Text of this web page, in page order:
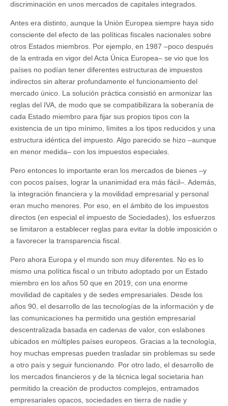
discriminación en unos mercados de capitales integrados.
Antes era distinto, aunque la Unión Europea siempre haya sido
consciente del efecto de las políticas fiscales nacionales sobre
otros Estados miembros. Por ejemplo, en 1987 –poco después
de la entrada en vigor del Acta Única Europea– se vio que los
países no podían tener diferentes estructuras de impuestos
indirectos sin alterar profundamente el funcionamiento del
mercado único. La solución práctica consistió en armonizar las
reglas del IVA, de modo que se compatibilizara la soberanía de
cada Estado miembro para fijar sus propios tipos con la
existencia de un tipo mínimo, límites a los tipos reducidos y una
estructura idéntica del impuesto. Algo parecido se hizo –aunque
en menor medida– con los impuestos especiales.
Pero entonces lo importante eran los mercados de bienes –y
con pocos países, lograr la unanimidad era más fácil–. Además,
la integración financiera y la movilidad empresarial y personal
eran mucho menores. Por eso, en el ámbito de los impuestos
directos (en especial el impuesto de Sociedades), los esfuerzos
se limitaron a establecer reglas para evitar la doble imposición o
a favorecer la transparencia fiscal.
Pero ahora Europa y el mundo son muy diferentes. No es lo
mismo una política fiscal o un tributo adoptado por un Estado
miembro en los años 50 que en 2019, con una enorme
movilidad de capitales y de sedes empresariales. Desde los
años 90, el desarrollo de las tecnologías de la información y de
las comunicaciones ha permitido una gestión empresarial
descentralizada basada en cadenas de valor, con eslabones
ubicados en múltiples países europeos. Gracias a la tecnología,
hoy muchas empresas pueden trasladar sin problemas su sede
a otro país y seguir funcionando. Por otro lado, el desarrollo de
los mercados financieros y de la técnica legal societaria han
permitido la creación de productos complejos, entramados
empresariales opacos, sociedades en tierra de nadie y